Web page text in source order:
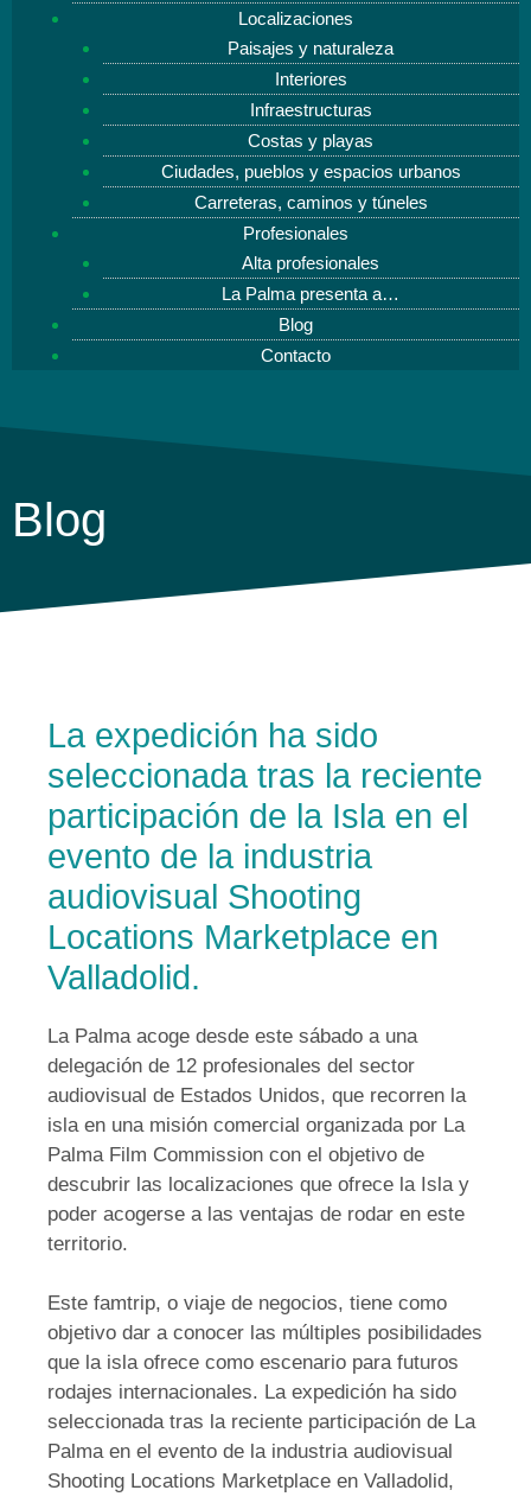
Localizaciones
Paisajes y naturaleza
Interiores
Infraestructuras
Costas y playas
Ciudades, pueblos y espacios urbanos
Carreteras, caminos y túneles
Profesionales
Alta profesionales
La Palma presenta a…
Blog
Contacto
Blog
La expedición ha sido
seleccionada tras la reciente
participación de la Isla en el
evento de la industria
audiovisual Shooting
Locations Marketplace en
Valladolid.
La Palma acoge desde este sábado a una
delegación de 12 profesionales del sector
audiovisual de Estados Unidos, que recorren la
isla en una misión comercial organizada por La
Palma Film Commission con el objetivo de
descubrir las localizaciones que ofrece la Isla y
poder acogerse a las ventajas de rodar en este
territorio.
Este famtrip, o viaje de negocios, tiene como
objetivo dar a conocer las múltiples posibilidades
que la isla ofrece como escenario para futuros
rodajes internacionales. La expedición ha sido
seleccionada tras la reciente participación de La
Palma en el evento de la industria audiovisual
Shooting Locations Marketplace en Valladolid,